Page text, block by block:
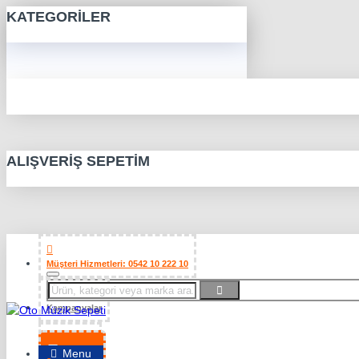
KATEGORILER
ALIŞVERIŞ SEPETIM
Müşteri Hizmetleri: 0542 10 222 10
Kampanyalar
Favorilerim
Menu